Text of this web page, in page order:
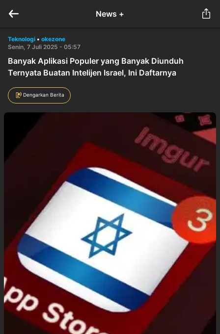
News +
Teknologi • okezone
Senin, 7 Juli 2025 - 05:57
Banyak Aplikasi Populer yang Banyak Diunduh
Ternyata Buatan Intelijen Israel, Ini Daftarnya
Dengarkan Berita